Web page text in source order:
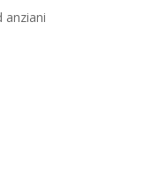
anziani